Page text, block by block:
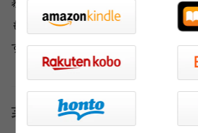
慕うおりんと純愛を結実させる、と
も……と胸をドキドキさせながら読ま
す。
著者